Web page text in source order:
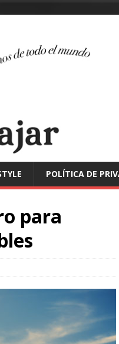
POLÍTICA DE
para